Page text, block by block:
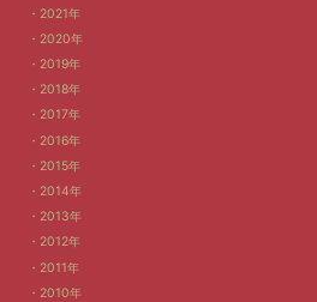
2021年
2020年
2019年
2018年
2017年
2016年
2015年
2014年
2013年
2012年
2011年
2010年